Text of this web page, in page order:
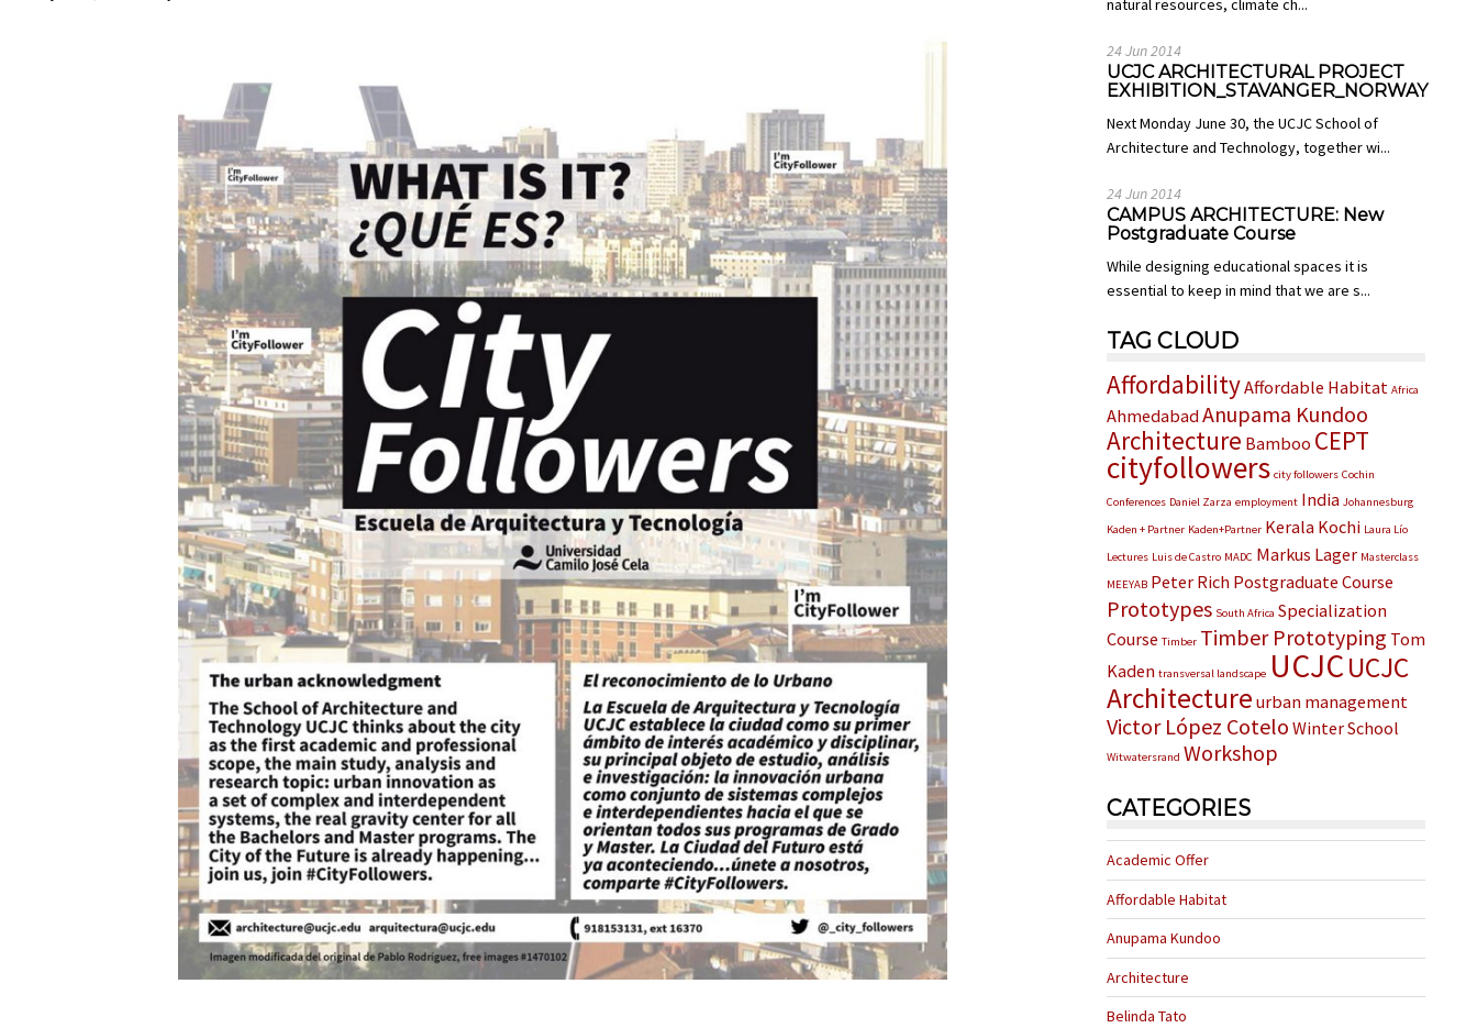
natural resources, climate ch...
24 Jun 2014
UCJC ARCHITECTURAL PROJECT
EXHIBITION_STAVANGER_NORWAY
Next Monday June 30, the UCJC School of
Architecture and Technology, together wi...
24 Jun 2014
CAMPUS ARCHITECTURE: New
Postgraduate Course
While designing educational spaces it is
essential to keep in mind that we are s...
TAG CLOUD
AffordabilityAffordable Habitat Africa
AhmedabadAnupama Kundoo
Architecture Bamboo CEPT
cityfollowers city followers Cochin
Conferences Daniel Zarza employment India Johannesburg
Kaden + Partner Kaden+Partner Kerala Kochi Laura Lío
Lectures Luis de Castro MADC Markus Lager Masterclass
MEEYAB Peter Rich Postgraduate Course
Prototypes South Africa Specialization
Course Timber Timber Prototyping Tom
Kaden transversal landscape UCJCUCJC
Architecture urban management
Victor López Cotelo Winter School
Witwatersrand Workshop
CATEGORIES
Academic Offer
Affordable Habitat
Anupama Kundoo
Architecture
Belinda Tato